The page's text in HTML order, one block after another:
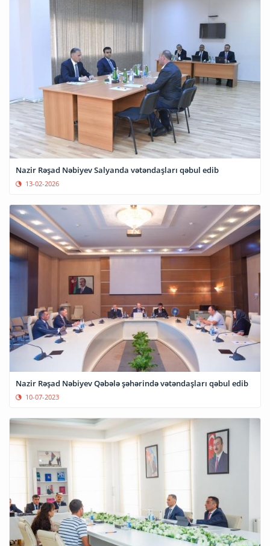
Nazir Rəşad Nəbiyev Salyanda vətəndaşları qəbul edib
13-02-2026
Nazir Rəşad Nəbiyev Qəbələ şəhərində vətəndaşları qəbul edib
10-07-2023